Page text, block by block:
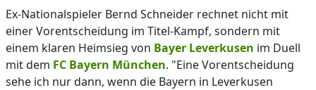
Ex-Nationalspieler Bernd Schneider rechnet nicht mit
einer Vorentscheidung im Titel-Kampf, sondern mit
einem klaren Heimsieg von Bayer Leverkusen im Duell
mit dem FC Bayern München. "Eine Vorentscheidung
sehe ich nur dann, wenn die Bayern in Leverkusen